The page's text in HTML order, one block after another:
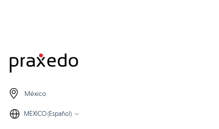
México
MEXICO (Español)